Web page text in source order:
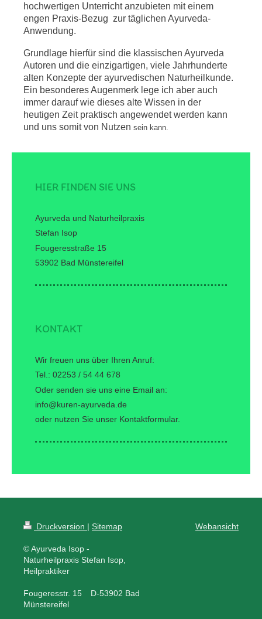
hochwertigen Unterricht anzubieten mit einem
engen Praxis-Bezug zur täglichen Ayurveda-
Anwendung.
Grundlage hierfür sind die klassischen Ayurveda
Autoren und die einzigartigen, viele Jahrhunderte
alten Konzepte der ayurvedischen Naturheilkunde.
Ein besonderes Augenmerk lege ich aber auch
immer darauf wie dieses alte Wissen in der
heutigen Zeit praktisch angewendet werden kann
und uns somit von Nutzen sein kann.
HIER FINDEN SIE UNS
Ayurveda und Naturheilpraxis
Stefan Isop
Fougeresstraße 15
53902 Bad Münstereifel
KONTAKT
Wir freuen uns über Ihren Anruf:
Tel.: 02253 / 54 44 678
Oder senden sie uns eine Email an:
info@kuren-ayurveda.de
oder nutzen Sie unser Kontaktformular.
Druckversion | Sitemap
© Ayurveda Isop -
Naturheilpraxis Stefan Isop,
Heilpraktiker
Fougeresstr. 15 D-53902 Bad
Münstereifel
Webansicht